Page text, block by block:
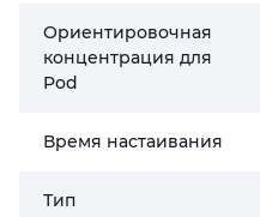
Ориентировочная
концентрация для
Pod
Время настаивания
Тип